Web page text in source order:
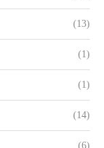
(13)
(1)
(1)
(14)
(6)